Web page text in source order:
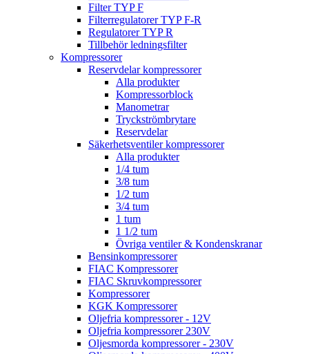
Filter TYP F
Filterregulatorer TYP F-R
Regulatorer TYP R
Tillbehör ledningsfilter
Kompressorer
Reservdelar kompressorer
Alla produkter
Kompressorblock
Manometrar
Tryckströmbrytare
Reservdelar
Säkerhetsventiler kompressorer
Alla produkter
1/4 tum
3/8 tum
1/2 tum
3/4 tum
1 tum
1 1/2 tum
Övriga ventiler & Kondenskranar
Bensinkompressorer
FIAC Kompressorer
FIAC Skruvkompressorer
Kompressorer
KGK Kompressorer
Oljefria kompressorer - 12V
Oljefria kompressorer 230V
Oljesmorda kompressorer - 230V